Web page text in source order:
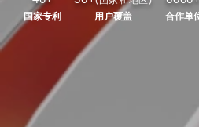
国家专利
用户覆盖
合作单